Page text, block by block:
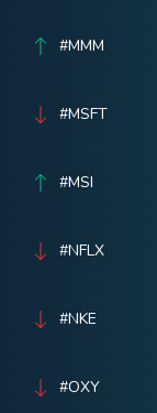
#MMM
#MSFT
#MSI
#NFLX
#NKE
#OXY